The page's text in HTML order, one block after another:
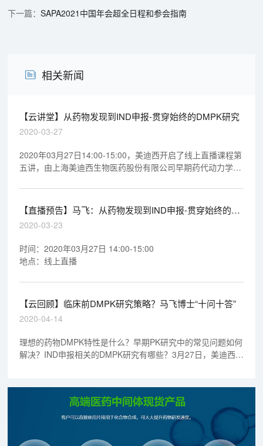
SAPA2021中国年会超全日程和参会指南
相关新闻
【云讲堂】从药物发现到IND申报-贯穿始终的DMPK研究
2020-03-27
2020年03月27日14:00-15:00，美迪西开启了线上直播课程第
五讲，由上海美迪西生物医药股份有限公司早期药代动力学室
终的DMPK研究》，欢迎观看回放视频。
【直播预告】马飞：从药物发现到IND申报-贯穿始终的
DMPK研究
2020-03-23
时间：2020年03月27日 14:00-15:00
地点：线上直播
【云回顾】临床前DMPK研究策略？马飞博士“十问十答”
2020-04-14
理想的药物DMPK特性是什么？早期PK研究中的常见问题如何
解决？IND申报相关的DMPK研究有哪些？3月27日，美迪西早
答”！